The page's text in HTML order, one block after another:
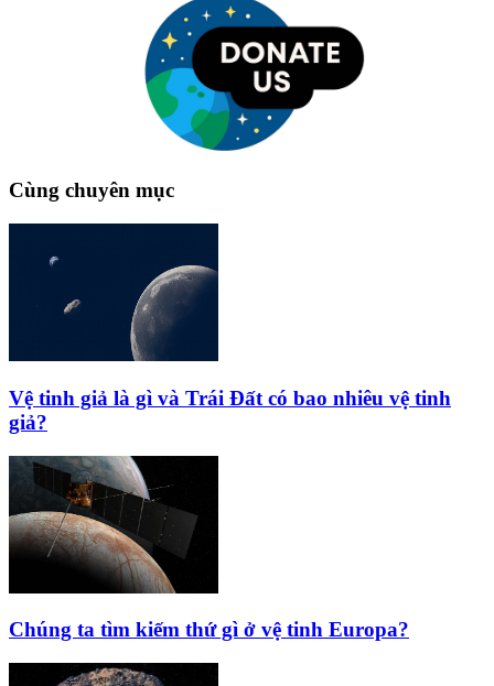
Cùng chuyên mục
Vệ tinh giả là gì và Trái Đất có bao nhiêu vệ tinh
giả?
Chúng ta tìm kiếm thứ gì ở vệ tinh Europa?